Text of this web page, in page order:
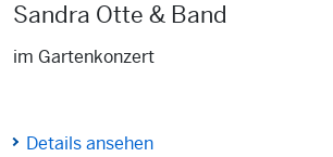
Sandra Otte & Band
im Gartenkonzert
Details ansehen